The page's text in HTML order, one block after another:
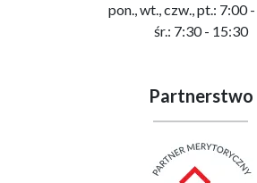
pon., wt., czw., pt.: 7:00
śr.: 7:30 - 15:30
Partnerstwo